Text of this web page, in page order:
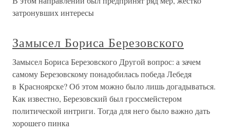
II. Великий замысел (325-323 гг.
II. Великий замысел (325-323 гг. до н. э.) 1. Возвращение
из Индии.По возвращении из Индийского похода
Александр вел себя так, словно решил продолжить и
усилить политику со-137трудничества с местной знатью.
В этом направлении был предпринят ряд мер, жестко
затронувших интересы